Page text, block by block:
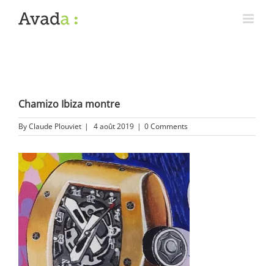
Chamizo Ibiza montre
ByClaude Plouviet | 4 août 2019 | 0 Comments